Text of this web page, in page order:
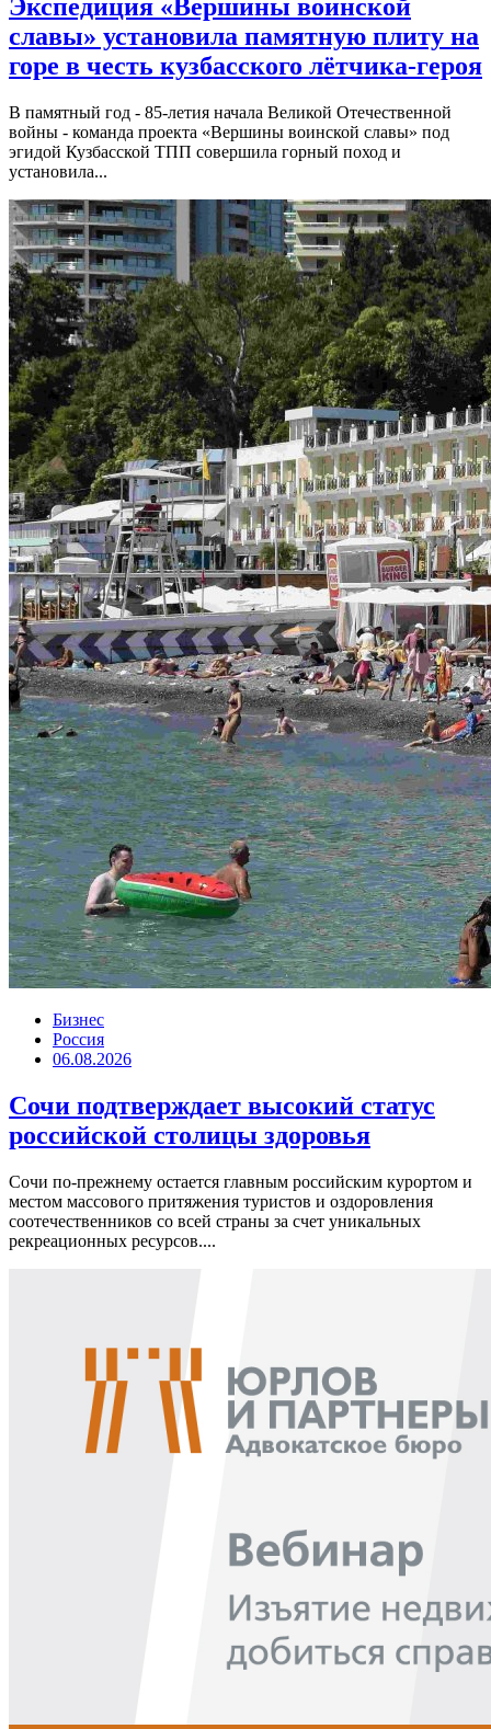
Экспедиция «Вершины воинской
славы» установила памятную плиту на
горе в честь кузбасского лётчика-героя
В памятный год - 85-летия начала Великой Отечественной
войны - команда проекта «Вершины воинской славы» под
эгидой Кузбасской ТПП совершила горный поход и
установила...
Бизнес
Россия
06.08.2026
Сочи подтверждает высокий статус
российской столицы здоровья
Сочи по-прежнему остается главным российским курортом и
местом массового притяжения туристов и оздоровления
соотечественников со всей страны за счет уникальных
рекреационных ресурсов....